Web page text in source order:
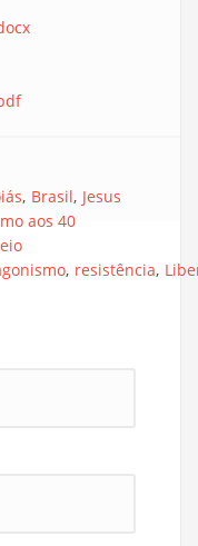
Brasil Jesus
aos 40
resistência